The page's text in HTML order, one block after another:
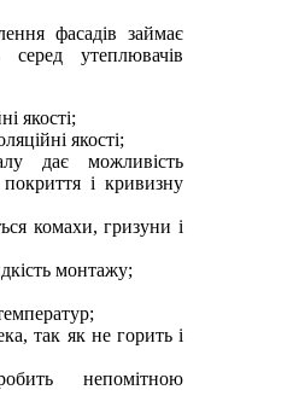
фасадів займає
утеплювачів
якості;
якості;
дає можливість
і кривизну
комахи, гризуни і
монтажу;
так як не горить і
непомітною